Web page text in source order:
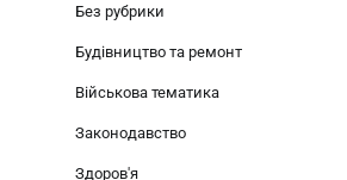
Без рубрики
Будівництво та ремонт
Військова тематика
Законодавство
Здоров'я